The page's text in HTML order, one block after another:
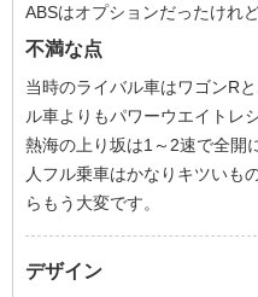
ABSはオプションだったけれ
不満な点
当時のライバル車はワゴンR
ル車よりもパワーウエイトレ
熱海の上り坂は1～2速で全開
人フル乗車はかなりキツいも
らもう大変です。
デザイン